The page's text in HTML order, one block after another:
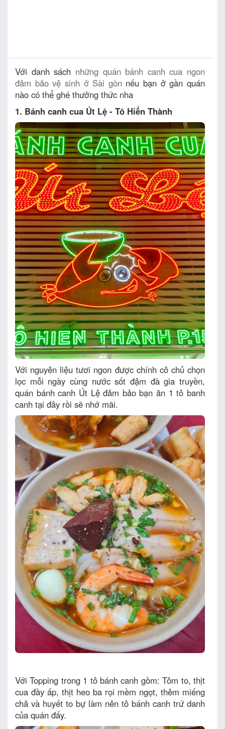
Với danh sách những quán bánh canh cua ngon
đảm bảo vệ sinh ở Sài gònnếu bạn ở gần quán
nào có thể ghé thưởng thức nha
1. Bánh canh cua Út Lệ - Tô Hiến Thành
Với nguyên liệu tươi ngon được chính cô chủ chọn
lọc mỗi ngày cùng nước sốt đậm đà gia truyền,
quán bánh canh Út Lệ đảm bảo bạn ăn 1 tô banh
canh tại đây rồi sẽ nhớ mãi.
Với Topping trong 1 tô bánh canh gồm: Tôm to, thịt
cua đầy ấp, thịt heo ba rọi mềm ngọt, thêm miếng
chả và huyết to bự làm nên tô bánh canh trứ danh
của quán đấy.